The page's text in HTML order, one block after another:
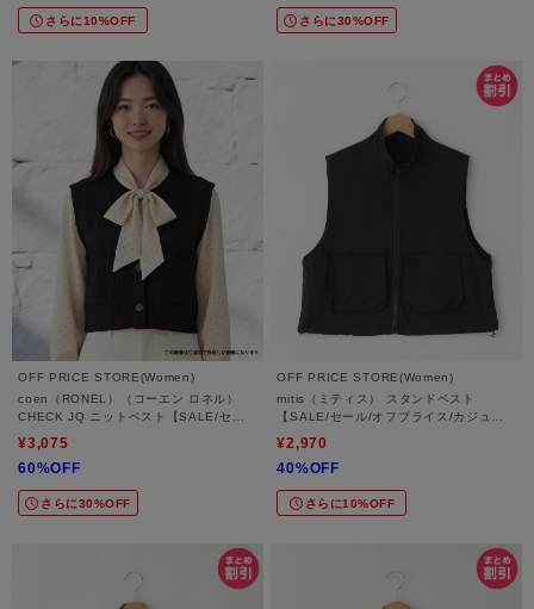
さらに10%OFF さらに30%OFF
OFF PRICE STORE(Women)
coen（RONEL）（コーエン ロネル）
CHECK JQ ニットベスト【SALE/セー
レンド/通勤】
¥3,075
60%OFF
さらに30%OFF
OFF PRICE STORE(Women)
mitis（ミティス） スタンドベスト
【SALE/セール/オフプライス/カジュア
イル】
¥2,970
40%OFF
さらに10%OFF